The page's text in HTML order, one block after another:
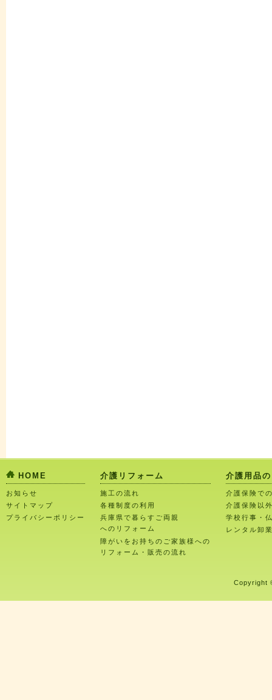
HOME
お知らせ
サイトマップ
プライバシーポリシー
介護リフォーム
施工の流れ
各種制度の利用
兵庫県で暮らすご両親
へのリフォーム
障がいをお持ちのご家族様への
リフォーム・販売の流れ
介護用品
介護保険で
介護保険以
学校行事・
レンタル卸
Copyright